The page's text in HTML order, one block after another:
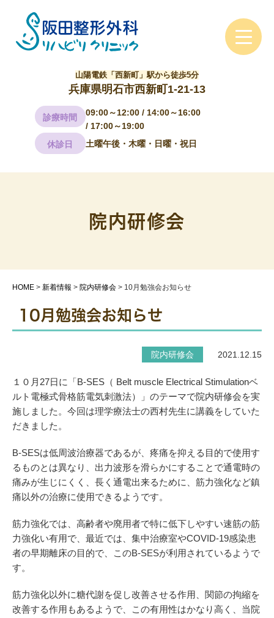
診療時間
09:00～12:00 / 14:00～16:00
/ 17:00～19:00
休診日
土曜午後・木曜・日曜・祝日
山陽電鉄「西新町」駅から徒歩5分
兵庫県明石市西新町1-21-13
院内研修会
HOME > 新着情報 > 院内研修会 > 10月勉強会お知らせ
10月勉強会お知らせ
院内研修会 2021.12.15
１０月27日に「B-SES（ Belt muscle Electrical Stimulationベ
ルト電極式骨格筋電気刺激法）」のテーマで院内研修会を実
施しました。今回は理学療法士の西村先生に講義をしていた
だきました。
B-SESは低周波治療器であるが、疼痛を抑える目的で使用す
るものとは異なり、出力波形を滑らかにすることで通電時の
痛みが生じにくく、長く通電出来るために、筋力強化など鎮
痛以外の治療に使用できるようです。
筋力強化では、高齢者や廃用者で特に低下しやすい速筋の筋
力強化い有用で、最近では、集中治療室やCOVID-19感染患
者の早期離床の目的で、このB-SESが利用されているようで
す。
筋力強化以外に糖代謝を促し改善させる作用、関節の拘縮を
改善する作用もあるようで、この有用性はかなり高く、当院